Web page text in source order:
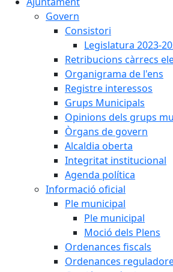
Govern
Consistori
Legislatura 2023-
Retribucions càrrecs
Organigrama de l'ens
Registre interessos
Grups Municipals
Opinions dels grups
Òrgans de govern
Alcaldia oberta
Integritat institucional
Agenda política
Informació oficial
Ple municipal
Ple municipal
Moció dels Plens
Ordenances fiscals
Ordenances